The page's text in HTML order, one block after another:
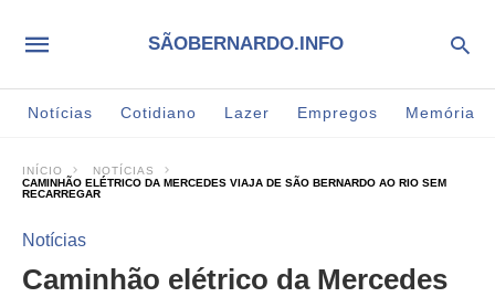
SÃOBERNARDO.INFO
Notícias Cotidiano Lazer Empregos Memória
INÍCIO
NOTÍCIAS
CAMINHÃO ELÉTRICO DA MERCEDES VIAJA DE SÃO BERNARDO AO RIO SEM
RECARREGAR
Notícias
Caminhão elétrico da Mercedes